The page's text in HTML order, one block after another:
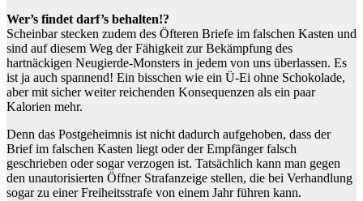
Wer’s findet darf’s behalten!?
Scheinbar stecken zudem des Öfteren Briefe im falschen Kasten und
sind auf diesem Weg der Fähigkeit zur Bekämpfung des
hartnäckigen Neugierde-Monsters in jedem von uns überlassen. Es
ist ja auch spannend! Ein bisschen wie ein Ü-Ei ohne Schokolade,
aber mit sicher weiter reichenden Konsequenzen als ein paar
Kalorien mehr.
Denn das Postgeheimnis ist nicht dadurch aufgehoben, dass der
Brief im falschen Kasten liegt oder der Empfänger falsch
geschrieben oder sogar verzogen ist. Tatsächlich kann man gegen
den unautorisierten Öffner Strafanzeige stellen, die bei Verhandlung
sogar zu einer Freiheitsstrafe von einem Jahr führen kann.